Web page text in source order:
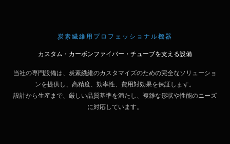
炭素繊維用プロフェッショナル機器
カスタム・カーボンファイバー・チューブを支える設備
当社の専門設備は、炭素繊維のカスタマイズのための完全なソリューショ
ンを提供し、高精度、効率性、費用対効果を保証します。
設計から生産まで、厳しい品質基準を満たし、複雑な形状や性能のニーズ
に対応しています。